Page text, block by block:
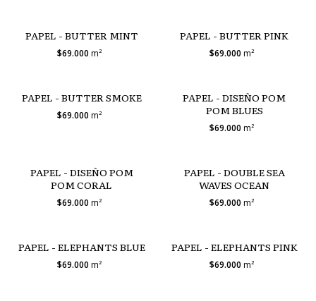
PAPEL - BUTTER MINT
$69.000 m²
PAPEL - BUTTER PINK
$69.000m²
PAPEL - BUTTER SMOKE
$69.000 m²
PAPEL - DISEÑO POM
POM BLUES
$69.000m²
PAPEL - DISEÑO POM
POM CORAL
$69.000 m²
PAPEL - DOUBLE SEA
WAVES OCEAN
$69.000m²
PAPEL - ELEPHANTS BLUE
$69.000 m²
PAPEL - ELEPHANTS PINK
$69.000m²